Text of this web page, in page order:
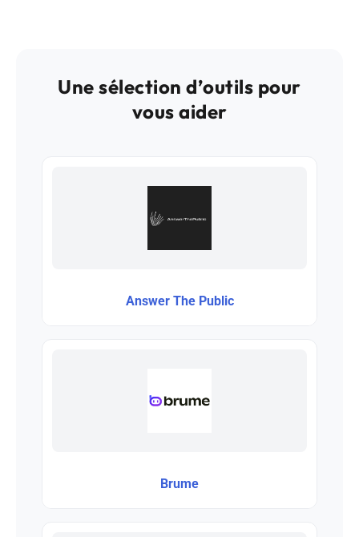
Une sélection d’outils pour
vous aider
Answer The Public
Brume